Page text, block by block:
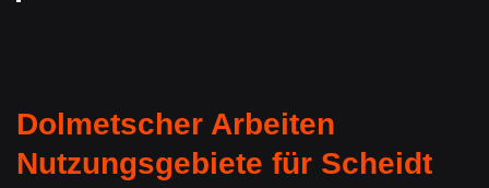
Dolmetscher Arbeiten
Nutzungsgebiete für Scheidt